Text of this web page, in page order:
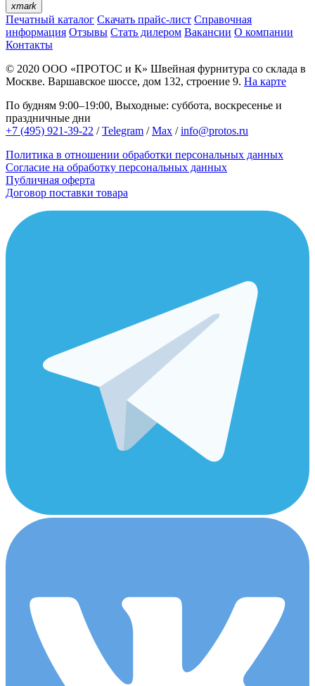
xmark
Печатный каталог Скачать прайс-лист Справочная
информация Отзывы Стать дилером Вакансии О компании
Контакты
© 2020 ООО «ПРОТОС и К» Швейная фурнитура со склада в
Москве. Варшавское шоссе, дом 132, строение 9. На карте
По будням 9:00–19:00, Выходные: суббота, воскресенье и
праздничные дни
+7 (495) 921-39-22 /Telegram /Max /info@protos.ru
Политика в отношении обработки персональных данных
Согласие на обработку персональных данных
Публичная оферта
Договор поставки товара